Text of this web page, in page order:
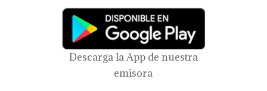
Descarga la App de nuestra
emisora